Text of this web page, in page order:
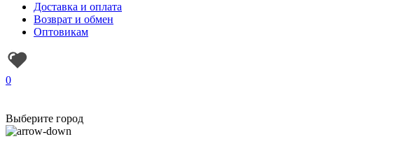
Доставка и оплата
Возврат и обмен
Оптовикам
0
Выберите город